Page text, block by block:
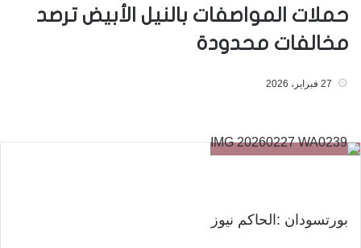
حملات المواصفات بالنيل الأبيض ترصد
مخالفات محدودة
27 فبراير، 2026
بورتسودان :الحاكم نيوز